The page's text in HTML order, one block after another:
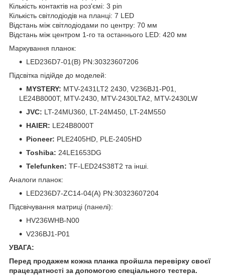
Кількість контактів на роз'ємі: 3 pin
Кількість світлодіодів на планці: 7 LED
Відстань між світлодіодами по центру: 70 мм
Відстань між центром 1-го та останнього LED: 420 мм
Маркування планок:
LED236D7-01(B) PN:30323607206
Підсвітка підійде до моделей:
MYSTERY: MTV-2431LT2 2430, V236BJ1-P01,
LE24B8000T, MTV-2430, MTV-2430LTA2, MTV-2430LW
JVC: LT-24MU360, LT-24M450, LT-24M550
HAIER: LE24B8000T
Pioneer: PLE2405HD, PLE-2405HD
Toshiba: 24LE1653DG
Telefunken: TF-LED24S38T2 та інші.
Аналоги планок:
LED236D7-ZC14-04(A) PN:30323607204
Підсвічування матриці (панелі):
HV236WHB-N00
V236BJ1-P01
УВАГА:
Перед продажем кожна планка пройшла перевірку своєї
працездатності за допомогою спеціального тестера.